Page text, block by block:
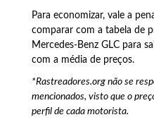
Para economizar, vale a
comparar com a tabela de
Mercedes-Benz GLC para
com a média de preços.
*Rastreadores.org não se
mencionados, visto que o
perfil de cada motorista.